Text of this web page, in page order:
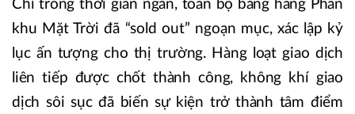
Chỉ trong thời gian ngắn, toàn bộ bảng hàng Phân
khu Mặt Trời đã “sold out” ngoạn mục, xác lập kỷ
lục ấn tượng cho thị trường. Hàng loạt giao dịch
liên tiếp được chốt thành công, không khí giao
dịch sôi sục đã biến sự kiện trở thành tâm điểm